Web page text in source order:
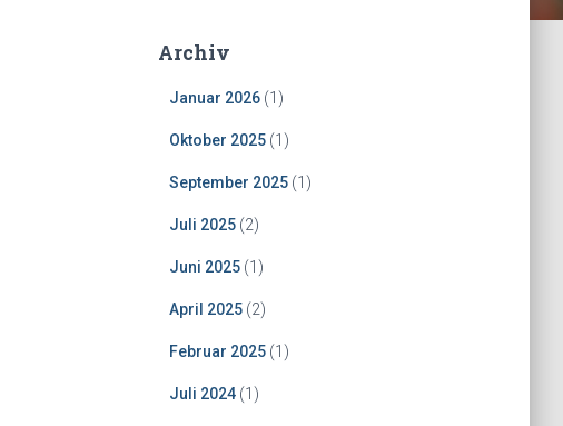
Archiv
Januar 2026(1)
Oktober 2025(1)
September 2025(1)
Juli 2025(2)
Juni 2025(1)
April 2025(2)
Februar 2025(1)
Juli 2024(1)